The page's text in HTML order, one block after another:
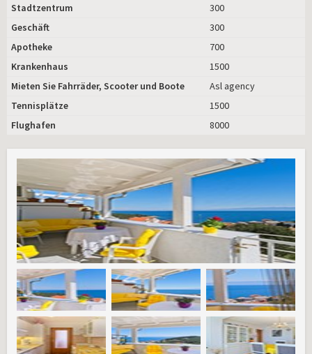
Stadtzentrum
300
Geschäft
300
Apotheke
700
Krankenhaus
1500
Mieten Sie Fahrräder, Scooter und Boote
Asl agency
Tennisplätze
1500
Flughafen
8000